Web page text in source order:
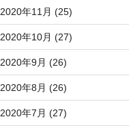
2020年11月 (25)
2020年10月 (27)
2020年9月 (26)
2020年8月 (26)
2020年7月 (27)